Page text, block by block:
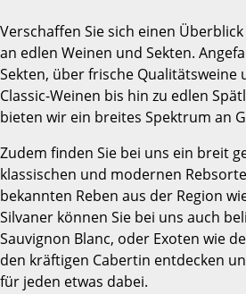
Verschaffen Sie sich einen
an edlen Weinen und Sekten.
Sekten, über frische Qualitätsweine
Classic-Weinen bis hin zu edlen
bieten wir ein breites Spektrum an
Zudem finden Sie bei uns ein breit
klassischen und modernen
bekannten Reben aus der Region
Silvaner können Sie bei uns auch
Sauvignon Blanc, oder Exoten wie
den kräftigen Cabertin entdecken
für jeden etwas dabei.